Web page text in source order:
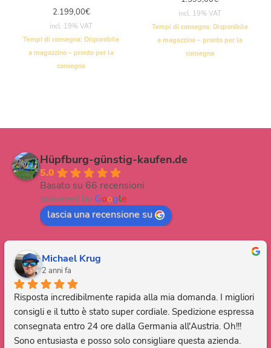
2.199,00€
incl. 19% VAT
Tempi di consegna: Disponibile
a magazzino – pronto per la
consegna
incl. 19% VAT
Tempi di consegna: Disponibile
a magazzino – pronto per la
consegna
Hüpfburg-günstig-kaufen.de
5.0
Basato su 66 recensioni
powered by Google
lascia una recensione su
Michael Krug
2 anni fa
Risposta incredibilmente rapida alla mia domanda. I migliori
consigli e il tutto è stato super cordiale. Spedizione espressa
consegnata entro 24 ore dalla Germania all'Austria. Oh!!!
Sono entusiasta e posso solo consigliare questa azienda.